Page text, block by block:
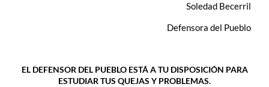
Soledad Becerril
Defensora del Pueblo
EL DEFENSOR DEL PUEBLO ESTÁ A TU DISPOSICIÓN PARA
ESTUDIAR TUS QUEJAS Y PROBLEMAS.